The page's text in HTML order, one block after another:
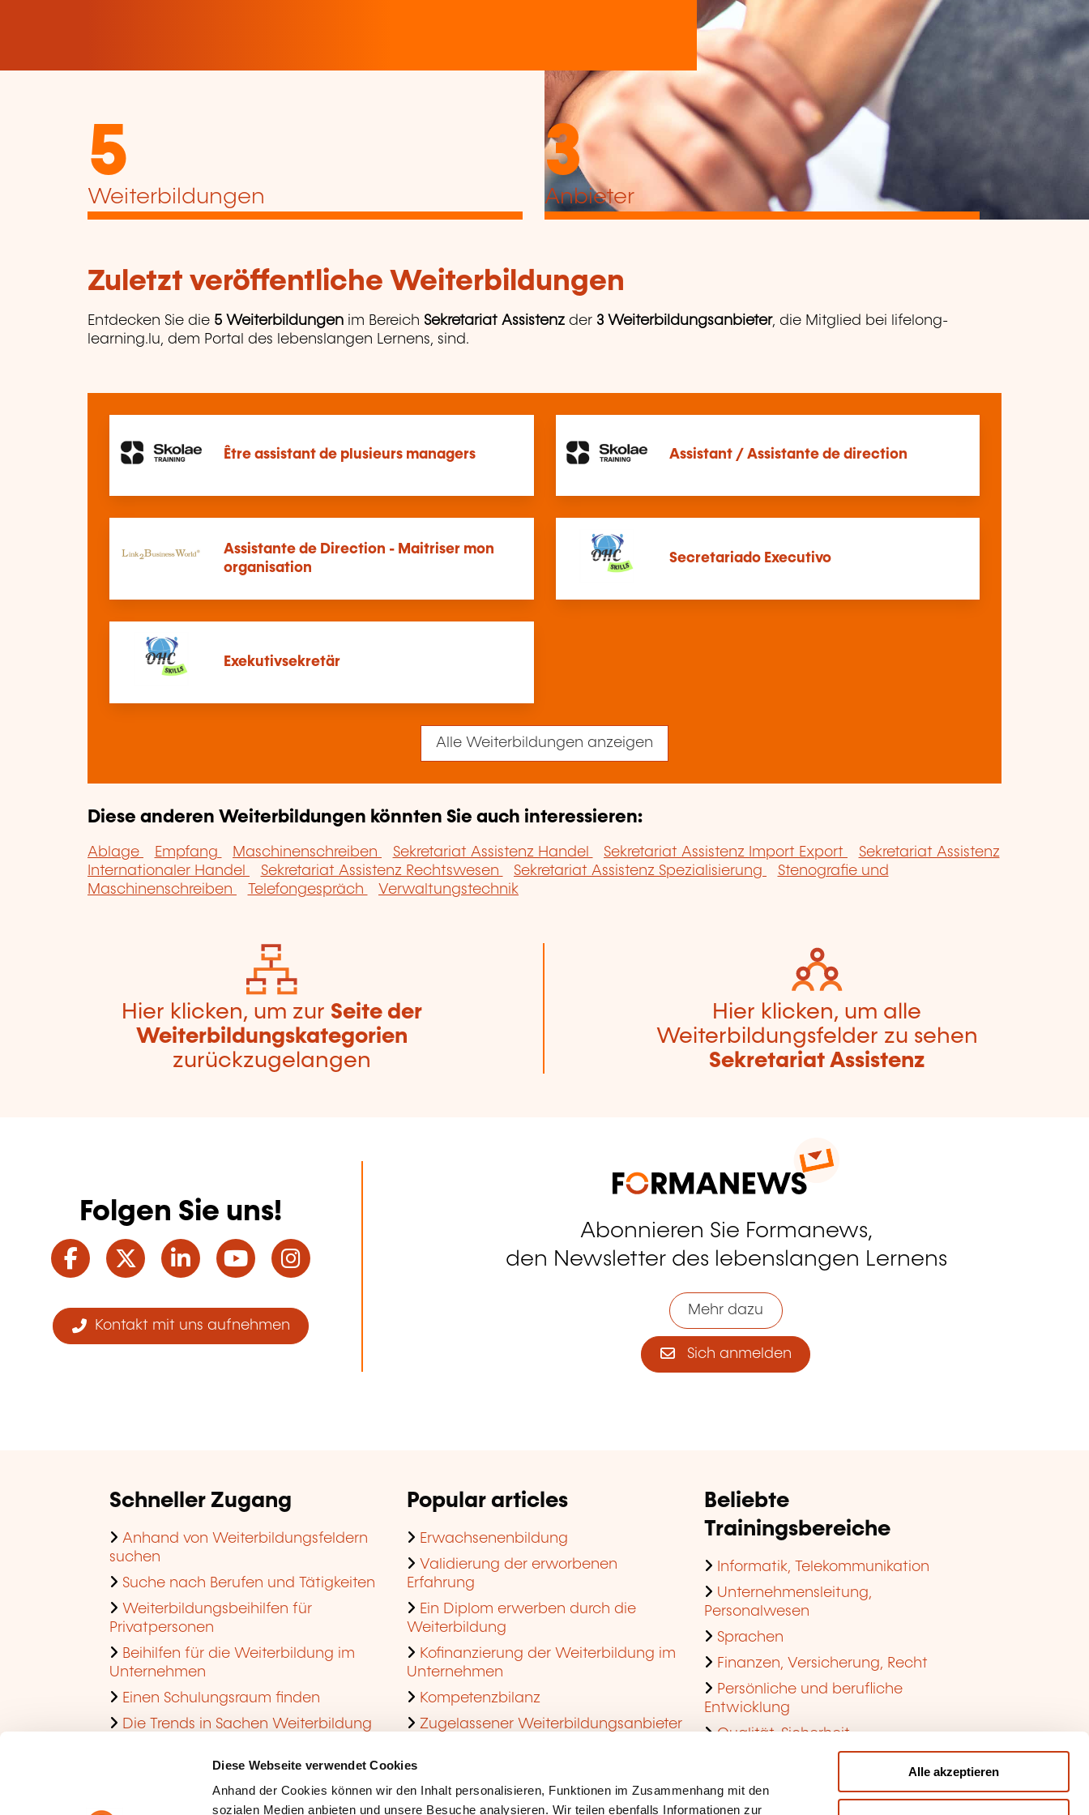
Diese Webseite verwendet Cookies
Anhand der Cookies können wir den Inhalt personalisieren, Funktionen im Zusammenhang mit den
sozialen Medien anbieten und unsere Besuche analysieren. Wir teilen ebenfalls Informationen zur
Alle akzeptieren
5
Weiterbildungen
3
Anbieter
Zuletzt veröffentliche Weiterbildungen
Entdecken Sie die 5 Weiterbildungen im Bereich Sekretariat Assistenz der 3 Weiterbildungsanbieter, die Mitglied bei lifelong-
learning.lu, dem Portal des lebenslangen Lernens, sind.
Être assistant de plusieurs managers Assistant / Assistante de direction
Assistante de Direction - Maitriser mon
organisation
Secretariado Executivo
Exekutivsekretär
Alle Weiterbildungen anzeigen
Diese anderen Weiterbildungen könnten Sie auch interessieren:
Ablage Empfang Maschinenschreiben Sekretariat Assistenz Handel Sekretariat Assistenz Import Export
Sekretariat Assistenz
Internationaler Handel
Sekretariat Assistenz Rechtswesen Sekretariat Assistenz Spezialisierung
Stenografie und
Maschinenschreiben
Telefongespräch Verwaltungstechnik
Hier klicken, um zur Seite der
Weiterbildungskategorien
zurückzugelangen
Hier klicken, um alle
Weiterbildungsfelder zu sehen
Sekretariat Assistenz
Folgen Sie uns!
Facebook
TwitterLinkedInYouTube
Kontakt mit uns aufnehmen
Abonnieren Sie Formanews,
den Newsletter des lebenslangen Lernens
Mehr dazu
Sich anmelden
Schneller Zugang
Anhand von Weiterbildungsfeldern
suchen
Suche nach Berufen und Tätigkeiten
Weiterbildungsbeihilfen für
Privatpersonen
Beihilfen für die Weiterbildung im
Unternehmen
Einen Schulungsraum finden
Die Trends in Sachen Weiterbildung
Popular articles
Erwachsenenbildung
Validierung der erworbenen
Erfahrung
Ein Diplom erwerben durch die
Weiterbildung
Kofinanzierung der Weiterbildung im
Unternehmen
Kompetenzbilanz
Zugelassener Weiterbildungsanbieter
Beliebte
Trainingsbereiche
Informatik, Telekommunikation
Unternehmensleitung,
Personalwesen
Sprachen
Finanzen, Versicherung, Recht
Persönliche und berufliche
Entwicklung
Qualität, Sicherheit